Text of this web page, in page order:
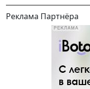
Реклама Партнёра